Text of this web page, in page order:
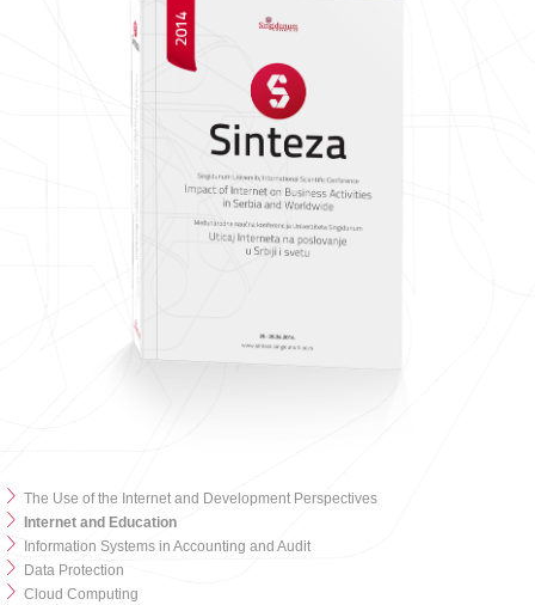
The Use of the Internet and Development Perspectives
Internet and Education
Information Systems in Accounting and Audit
Data Protection
Cloud Computing